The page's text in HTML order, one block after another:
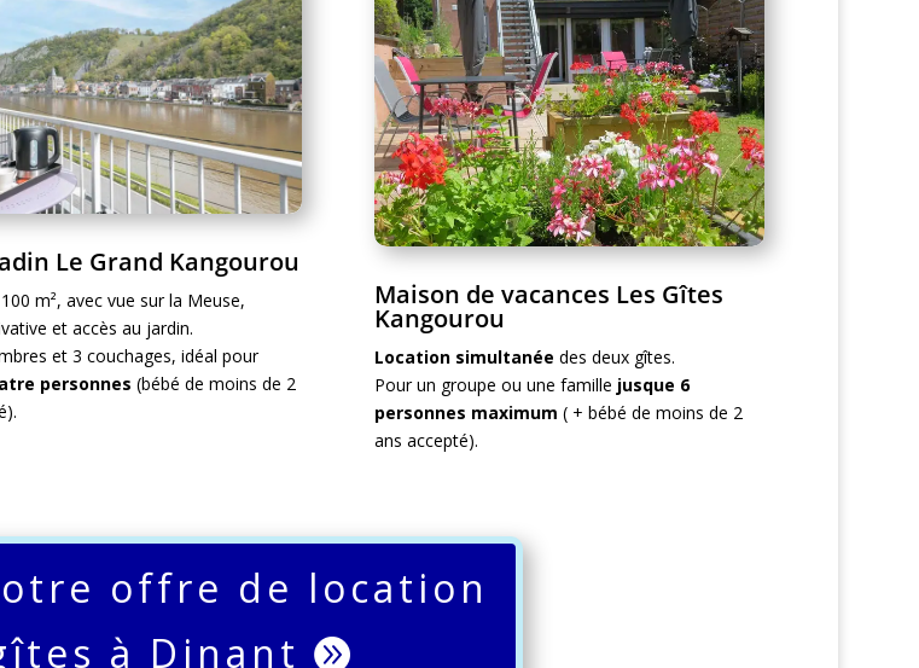
Le Grand Kangourou
m², avec vue sur la Meuse,
et accès au jardin.
et 3 couchages, idéal pour
personnes (bébé de moins de 2
Maison de vacances Les Gîtes
Kangourou
Location simultanéedes deux gîtes.
Pour un groupe ou une famille jusque 6
personnes maximum ( + bébé de moins de 2
ans accepté).
offre de location
à Dinant